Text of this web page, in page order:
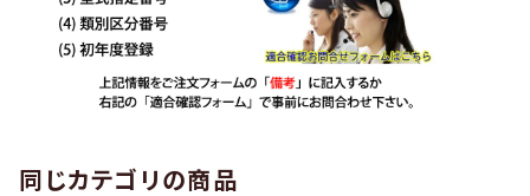
同じカテゴリの商品